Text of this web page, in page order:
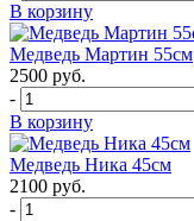
В корзину
Медведь Мартин 55см
2500 руб.
-
В корзину
Медведь Ника 45см
2100 руб.
-